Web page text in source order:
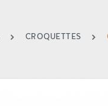
CROQUETTES